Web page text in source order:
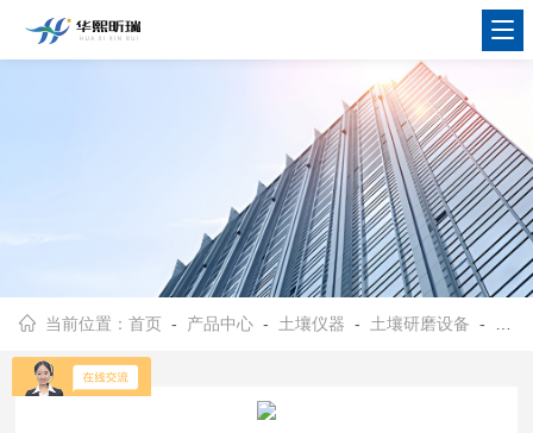
当前位置：首页 - 产品中心 - 土壤仪器 - 土壤研磨设备 - HX-YMJ型土壤研磨仪 土壤样品检测用打磨机